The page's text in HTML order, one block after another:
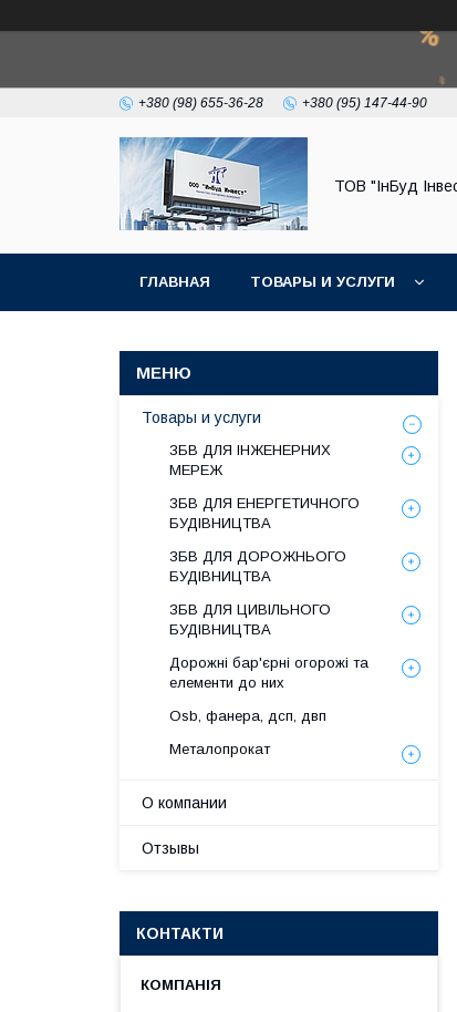
+380 (98) 655-36-28 +380 (95) 147-44-90
ТОВ "ІнБуд
ГЛАВНАЯ ТОВАРЫ И УСЛУГИ
Товары и услуги
ЗБВ ДЛЯ ІНЖЕНЕРНИХ
МЕРЕЖ
ЗБВ ДЛЯ ЕНЕРГЕТИЧНОГО
БУДІВНИЦТВА
ЗБВ ДЛЯ ДОРОЖНЬОГО
БУДІВНИЦТВА
ЗБВ ДЛЯ ЦИВІЛЬНОГО
БУДІВНИЦТВА
Дорожні бар'єрні огорожі та
елементи до них
Osb, фанера, дсп, двп
Металопрокат
О компании
Отзывы
КОНТАКТИ